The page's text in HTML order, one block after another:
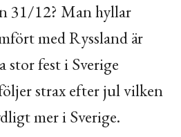
31/12? Man hyllar
med Ryssland är
stor fest i Sverige
strax efter jul vilken
mer i Sverige.